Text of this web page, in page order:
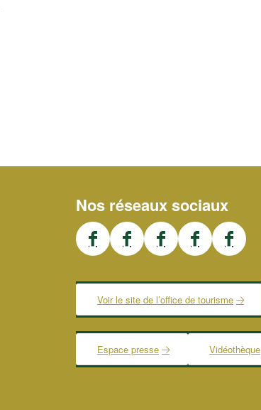
Nos réseaux sociaux
Voir le site de l’office de tourisme
Espace presse Vidéothèque